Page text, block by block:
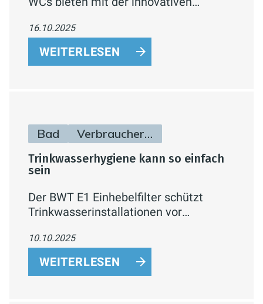
gründliche und hygienische Reinigung.
Erhältlich seit April 2025 – für moderne
Badgestaltung mit maximalem
16.10.2025
WEITERLESEN
Bad Verbraucherinfos
Trinkwasserhygiene kann so einfach
sein
Der BWT E1 Einhebelfilter schützt
Trinkwasserinstallationen vor
Wasserdruck und ermöglicht einen
schnellen, hygienischen Filterwechsel
mit nur einem Handgriff.
10.10.2025
WEITERLESEN